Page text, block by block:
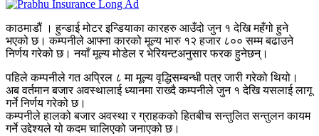
काठमाडौं । हुन्डाई मोटर इन्डियाका कारहरु आउँदो जुन १ देखि महँगो हुने
भएको छ। कम्पनीले आफ्ना कारको मूल्य भारु १२ हजार ८०० सम्म बढाउने
निर्णय गरेको छ। नयाँ मूल्य मोडेल र भेरियन्टअनुसार फरक हुनेछन्।
पहिले कम्पनीले गत अप्रिल ८ मा मूल्य वृद्धिसम्बन्धी पत्र जारी गरेको थियो।
अब वर्तमान बजार अवस्थालाई ध्यानमा राख्दै कम्पनीले जुन १ देखि यसलाई लागू
गर्ने निर्णय गरेको छ।
कम्पनीले हालको बजार अवस्था र ग्राहकको हितबीच सन्तुलित सन्तुलन कायम
गर्ने उद्देश्यले यो कदम चालिएको जनाएको छ।